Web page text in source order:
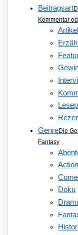
Beitragsart
Kommentar
Artikel
GenreDie
Fantasy
Action
Doku